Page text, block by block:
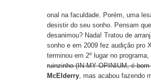
onal na faculdade. Porém, uma
desistir do seu sonho. Pensam
desanimou? Nada! Tratou de
sonho e em 2009 fez audição pro
terminou em 2º lugar no programa,
ruinzinho (IN MY OPINIUM, é bom
McElderry, mas acabou fazendo